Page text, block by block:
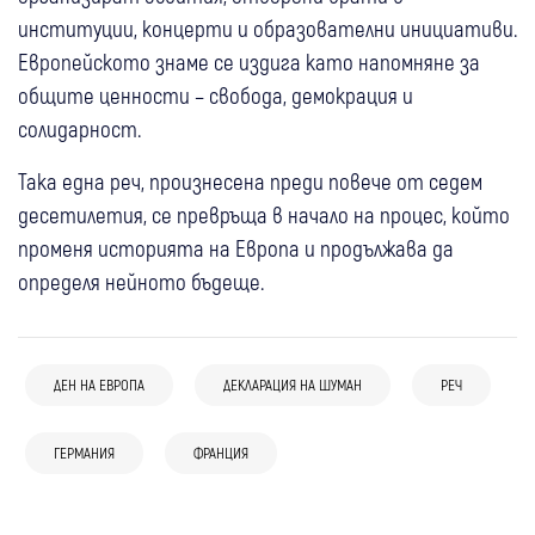
институции, концерти и образователни инициативи.
Европейското знаме се издига като напомняне за
общите ценности – свобода, демокрация и
солидарност.
Така една реч, произнесена преди повече от седем
десетилетия, се превръща в начало на процес, който
променя историята на Европа и продължава да
определя нейното бъдеще.
ДЕН НА ЕВРОПА ДЕКЛАРАЦИЯ НА ШУМАН РЕЧ
ГЕРМАНИЯ ФРАНЦИЯ
филмова музика
Хиляди се върнаха по домовете си в
Апокалипсис край Бордо: Огънят изпепели